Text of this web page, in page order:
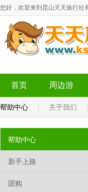
您好，欢迎来到昆山天天旅行社
首页 周边游
帮助中心 关于我们
帮助中心
新手上路
团购